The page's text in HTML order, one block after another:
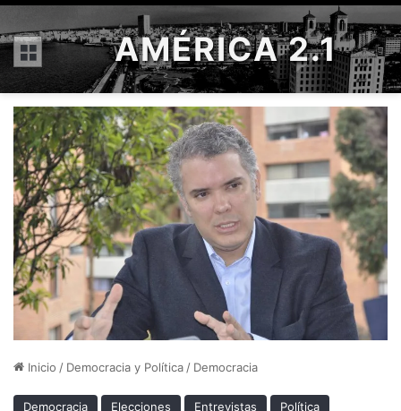
Menú AMÉRICA 2.1
Inicio / Democracia y Política / Democracia
Democracia Elecciones Entrevistas Política